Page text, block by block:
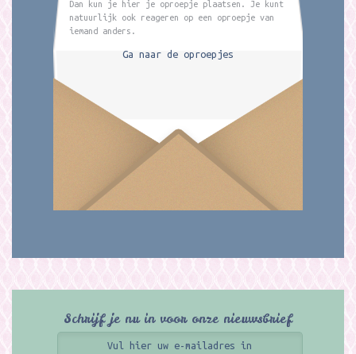
Dan kun je hier je oproepje plaatsen. Je kunt
natuurlijk ook reageren op een oproepje van
iemand anders.
Ga naar de oproepjes
Schrijf je nu in voor onze nieuwsbrief